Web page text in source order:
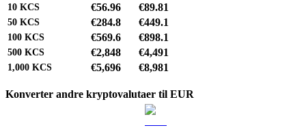
10 KCS €56.96 €89.81
50 KCS €284.8 €449.1
100 KCS €569.6 €898.1
500 KCS €2,848 €4,491
1,000 KCS €5,696 €8,981
Konverter andre kryptovalutaer til EUR